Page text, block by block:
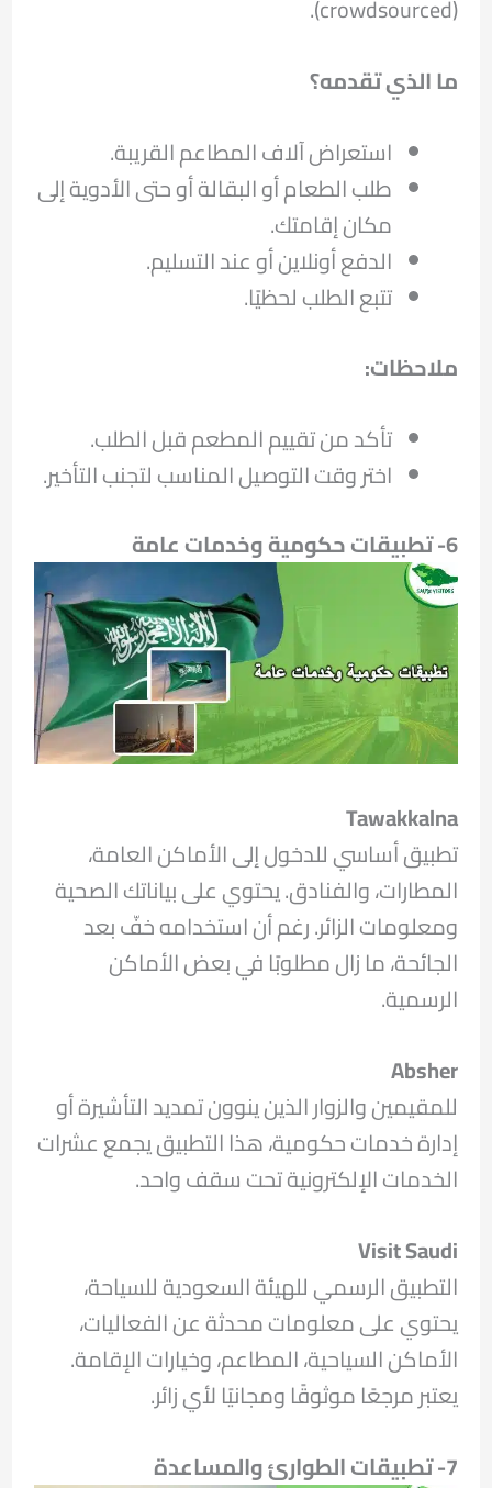
(crowdsourced).
ما الذي تقدمه؟
استعراض آلاف المطاعم القريبة.
طلب الطعام أو البقالة أو حتى الأدوية إلى
مكان إقامتك.
الدفع أونلاين أو عند التسليم.
تتبع الطلب لحظيًا.
ملاحظات:
تأكد من تقييم المطعم قبل الطلب.
اختر وقت التوصيل المناسب لتجنب التأخير.
6- تطبيقات حكومية وخدمات عامة
Tawakkalna
تطبيق أساسي للدخول إلى الأماكن العامة،
المطارات، والفنادق. يحتوي على بياناتك الصحية
ومعلومات الزائر. رغم أن استخدامه خفّ بعد
الجائحة، ما زال مطلوبًا في بعض الأماكن
الرسمية.
Absher
للمقيمين والزوار الذين ينوون تمديد التأشيرة أو
إدارة خدمات حكومية، هذا التطبيق يجمع عشرات
الخدمات الإلكترونية تحت سقف واحد.
Visit Saudi
التطبيق الرسمي للهيئة السعودية للسياحة،
يحتوي على معلومات محدثة عن الفعاليات،
الأماكن السياحية، المطاعم، وخيارات الإقامة.
يعتبر مرجعًا موثوقًا ومجانيًا لأي زائر.
7- تطبيقات الطوارئ والمساعدة